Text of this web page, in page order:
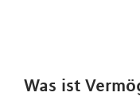
Was ist